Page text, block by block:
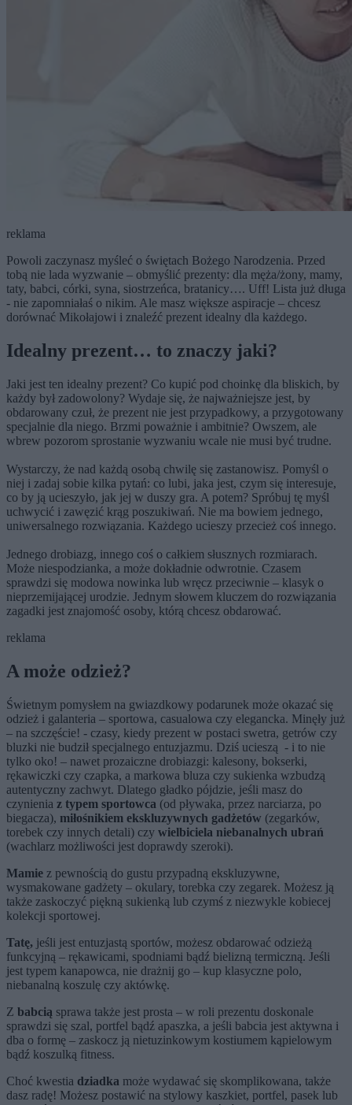
reklama
Powoli zaczynasz myśleć o świętach Bożego Narodzenia. Przed
tobą nie lada wyzwanie – obmyślić prezenty: dla męża/żony, mamy,
taty, babci, córki, syna, siostrzeńca, bratanicy…. Uff! Lista już długa
- nie zapomniałaś o nikim. Ale masz większe aspiracje – chcesz
dorównać Mikołajowi i znaleźć prezent idealny dla każdego.
Idealny prezent… to znaczy jaki?
Jaki jest ten idealny prezent? Co kupić pod choinkę dla bliskich, by
każdy był zadowolony? Wydaje się, że najważniejsze jest, by
obdarowany czuł, że prezent nie jest przypadkowy, a przygotowany
specjalnie dla niego. Brzmi poważnie i ambitnie? Owszem, ale
wbrew pozorom sprostanie wyzwaniu wcale nie musi być trudne.
Wystarczy, że nad każdą osobą chwilę się zastanowisz. Pomyśl o
niej i zadaj sobie kilka pytań: co lubi, jaka jest, czym się interesuje,
co by ją ucieszyło, jak jej w duszy gra. A potem? Spróbuj tę myśl
uchwycić i zawęzić krąg poszukiwań. Nie ma bowiem jednego,
uniwersalnego rozwiązania. Każdego ucieszy przecież coś innego.
Jednego drobiazg, innego coś o całkiem słusznych rozmiarach.
Może niespodzianka, a może dokładnie odwrotnie. Czasem
sprawdzi się modowa nowinka lub wręcz przeciwnie – klasyk o
nieprzemijającej urodzie. Jednym słowem kluczem do rozwiązania
zagadki jest znajomość osoby, którą chcesz obdarować.
reklama
A może odzież?
Świetnym pomysłem na gwiazdkowy podarunek może okazać się
odzież i galanteria – sportowa, casualowa czy elegancka. Minęły już
– na szczęście! - czasy, kiedy prezent w postaci swetra, getrów czy
bluzki nie budził specjalnego entuzjazmu. Dziś ucieszą - i to nie
tylko oko! – nawet prozaiczne drobiazgi: kalesony, bokserki,
rękawiczki czy czapka, a markowa bluza czy sukienka wzbudzą
autentyczny zachwyt. Dlatego gładko pójdzie, jeśli masz do
czynienia z typem sportowca (od pływaka, przez narciarza, po
biegacza), miłośnikiem ekskluzywnych gadżetów (zegarków,
torebek czy innych detali) czy wielbiciela niebanalnych ubrań
(wachlarz możliwości jest doprawdy szeroki).
Mamie z pewnością do gustu przypadną ekskluzywne,
wysmakowane gadżety – okulary, torebka czy zegarek. Możesz ją
także zaskoczyć piękną sukienką lub czymś z niezwykle kobiecej
kolekcji sportowej.
Tatę, jeśli jest entuzjastą sportów, możesz obdarować odzieżą
funkcyjną – rękawicami, spodniami bądź bielizną termiczną. Jeśli
jest typem kanapowca, nie drażnij go – kup klasyczne polo,
niebanalną koszulę czy aktówkę.
Z babcią sprawa także jest prosta – w roli prezentu doskonale
sprawdzi się szal, portfel bądź apaszka, a jeśli babcia jest aktywna i
dba o formę – zaskocz ją nietuzinkowym kostiumem kąpielowym
bądź koszulką fitness.
Choć kwestia dziadka może wydawać się skomplikowana, także
dasz radę! Możesz postawić na stylowy kaszkiet, portfel, pasek lub